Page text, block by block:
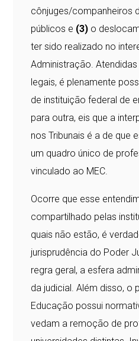
cônjuges/companheiros
públicos e (3) o
ter sido realizado no
Administração.
legais, é plenamente
de instituição federal de
para outra, eis que a
nos Tribunais é a de que
um quadro único de
vinculado ao MEC.
Ocorre que esse
compartilhado pelas
quais não estão, é
jurisprudência do Poder
regra geral, a esfera
da judicial. Além disso, o
Educação possui
vedam a remoção de